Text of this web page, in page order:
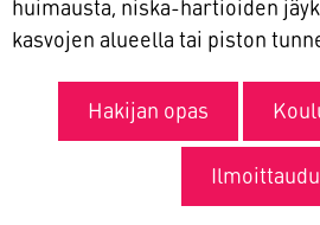
huimausta, niska-hartioiden
kasvojen alueella tai piston
Hakijan opas
Ilmoittaudu